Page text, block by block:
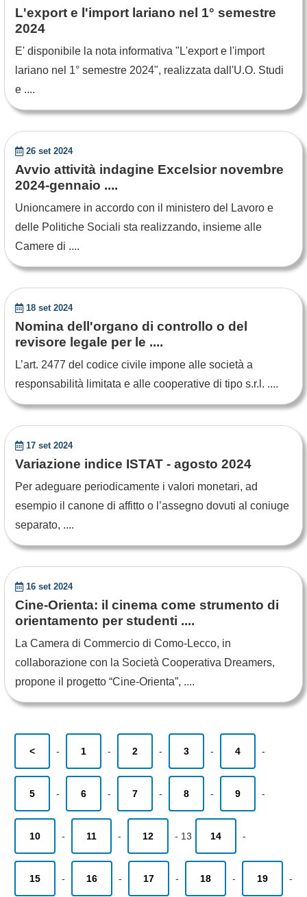
L'export e l'import lariano nel 1° semestre
2024
E' disponibile la nota informativa "L'export e l'import
lariano nel 1° semestre 2024", realizzata dall'U.O. Studi
e ....
26 set 2024
Avvio attività indagine Excelsior novembre
2024-gennaio ....
Unioncamere in accordo con il ministero del Lavoro e
delle Politiche Sociali sta realizzando, insieme alle
Camere di ....
18 set 2024
Nomina dell'organo di controllo o del
revisore legale per le ....
L’art. 2477 del codice civile impone alle società a
responsabilità limitata e alle cooperative di tipo s.r.l. ....
17 set 2024
Variazione indice ISTAT - agosto 2024
Per adeguare periodicamente i valori monetari, ad
esempio il canone di affitto o l’assegno dovuti al coniuge
separato, ....
16 set 2024
Cine-Orienta: il cinema come strumento di
orientamento per studenti ....
La Camera di Commercio di Como-Lecco, in
collaborazione con la Società Cooperativa Dreamers,
propone il progetto “Cine-Orienta”, ....
< - 1 - 2 - 3 - 4 -
5 - 6 - 7 - 8 - 9 -
10 - 11 - 12 - 13 14 -
15 - 16 - 17 - 18 - 19 -